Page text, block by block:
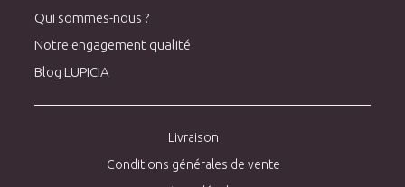
Qui sommes-nous ?
Notre engagement qualité
Blog LUPICIA
Livraison
Conditions générales de vente